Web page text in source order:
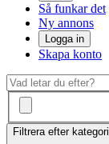
Så funkar det
Ny annons
Logga in
Skapa konto
Filtrera efter kategori